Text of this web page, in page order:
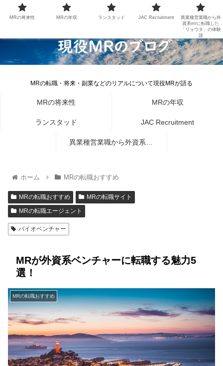
MRの転職・将来・副業などのリアルについて現役MRが語る
MRの将来性 MRの年収
ランスタッド JAC Recruitment
異業種営業職から外資系mr
験談
ホーム MRの転職おすすめ
MRの転職おすすめ
MRの転職サイト
MRの転職エージェント
バイオベンチャー
MRが外資系ベンチャーに転職する魅力5
選！
MRの転職おすすめ
MRの将来性 MRの年収 ランスタッド JAC Recruitment
異業種営業職から外
資系mrに転職した
「リョウタ」の体験
談